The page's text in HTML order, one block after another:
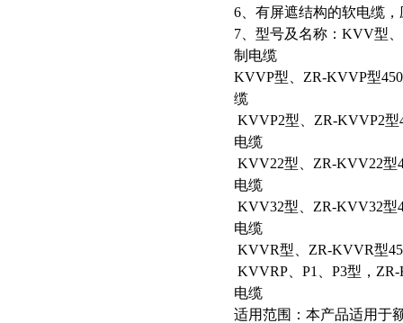
6、有屏遮结构的软电缆
7、型号及名称：KVV型
制电缆
KVVP型、ZR-KVVP型
缆
KVVP2型、ZR-KVVP2型
电缆
KVV22型、ZR-KVV22型
电缆
KVV32型、ZR-KVV32型
电缆
KVVR型、ZR-KVVR型
KVVRP、P1、P3型，
电缆
适用范围：本产品适用于